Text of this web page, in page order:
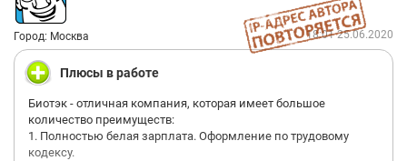
Город: Москва 18:01 25.06.2020
Плюсы в работе
Биотэк - отличная компания, которая имеет большое
количество преимуществ:
1. Полностью белая зарплата. Оформление по трудовому
кодексу.